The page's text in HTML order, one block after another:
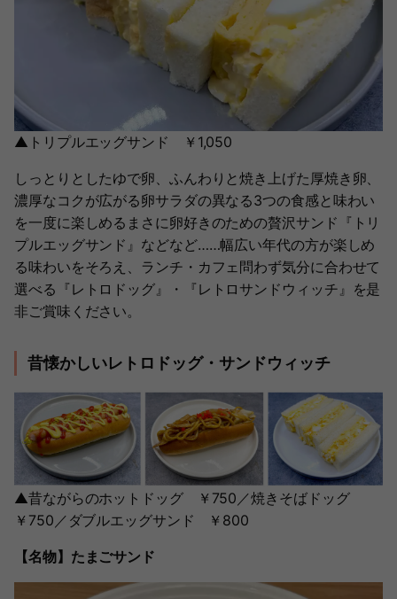
▲トリプルエッグサンド ￥1,050
しっとりとしたゆで卵、ふんわりと焼き上げた厚焼き卵、
濃厚なコクが広がる卵サラダの異なる3つの食感と味わい
を一度に楽しめるまさに卵好きのための贅沢サンド『トリ
プルエッグサンド』などなど……幅広い年代の方が楽しめ
る味わいをそろえ、ランチ・カフェ問わず気分に合わせて
選べる『レトロドッグ』・『レトロサンドウィッチ』を是
非ご賞味ください。
昔懐かしいレトロドッグ・サンドウィッチ
▲昔ながらのホットドッグ ￥750／焼きそばドッグ
￥750／ダブルエッグサンド ￥800
【名物】たまごサンド